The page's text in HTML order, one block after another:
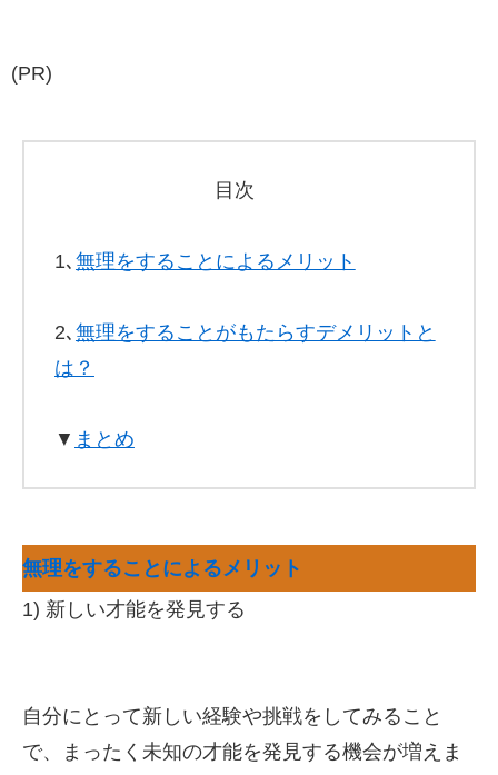
(PR)
目次
1､ 無理をすることによるメリット
2､ 無理をすることがもたらすデメリットと
は？
▼ まとめ
無理をすることによるメリット
1) 新しい才能を発見する
自分にとって新しい経験や挑戦をしてみること
で、まったく未知の才能を発見する機会が増えま